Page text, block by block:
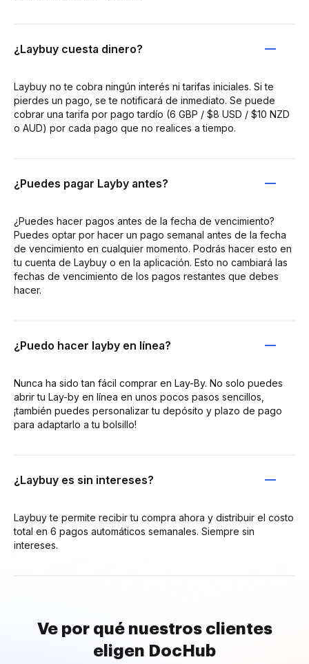
¿Laybuy cuesta dinero?
Laybuy no te cobra ningún interés ni tarifas iniciales. Si te
pierdes un pago, se te notificará de inmediato. Se puede
cobrar una tarifa por pago tardío (6 GBP / $8 USD / $10 NZD
o AUD) por cada pago que no realices a tiempo.
¿Puedes pagar Layby antes?
¿Puedes hacer pagos antes de la fecha de vencimiento?
Puedes optar por hacer un pago semanal antes de la fecha
de vencimiento en cualquier momento. Podrás hacer esto en
tu cuenta de Laybuy o en la aplicación. Esto no cambiará las
fechas de vencimiento de los pagos restantes que debes
hacer.
¿Puedo hacer layby en línea?
Nunca ha sido tan fácil comprar en Lay-By. No solo puedes
abrir tu Lay-by en línea en unos pocos pasos sencillos,
¡también puedes personalizar tu depósito y plazo de pago
para adaptarlo a tu bolsillo!
¿Laybuy es sin intereses?
Laybuy te permite recibir tu compra ahora y distribuir el costo
total en 6 pagos automáticos semanales. Siempre sin
intereses.
Ve por qué nuestros clientes
eligen DocHub